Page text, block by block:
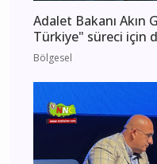
Adalet Bakanı Akın
Türkiye" süreci için
Bölgesel